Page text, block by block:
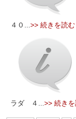
４０...>> 続きを読む
ラダ ４...>> 続き